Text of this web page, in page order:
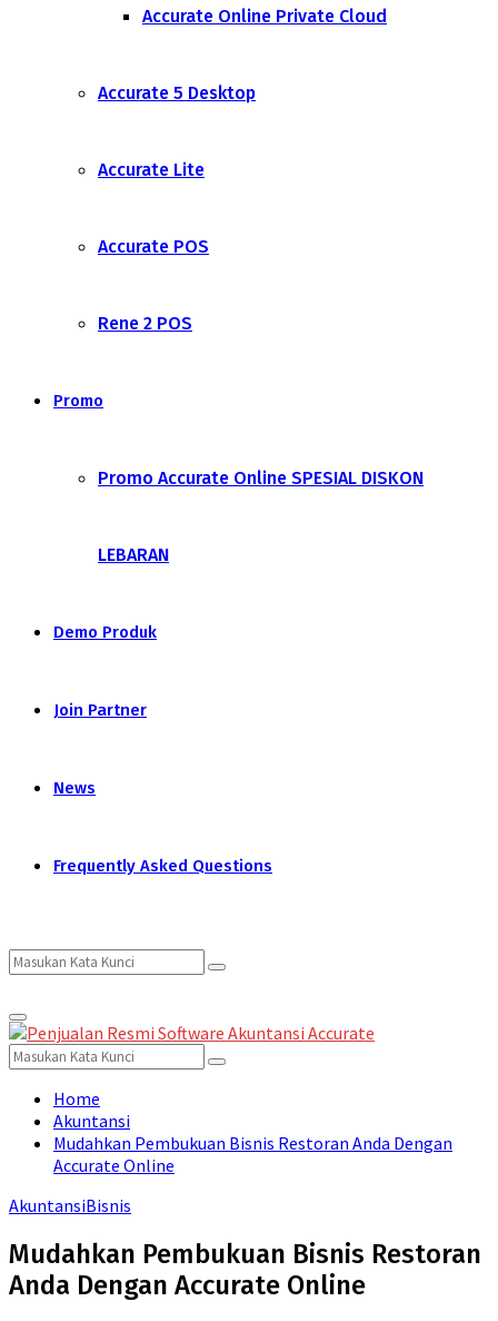
Accurate Online Private Cloud
Accurate 5 Desktop
Accurate Lite
Accurate POS
Rene 2 POS
Promo
Promo Accurate Online SPESIAL DISKON
LEBARAN
Demo Produk
Join Partner
News
Frequently Asked Questions
Search
for:
Search
Primary
Menu
Search
for:
Search
Home
Akuntansi
Mudahkan Pembukuan Bisnis Restoran Anda Dengan
Accurate Online
AkuntansiBisnis
Mudahkan Pembukuan Bisnis Restoran
Anda Dengan Accurate Online